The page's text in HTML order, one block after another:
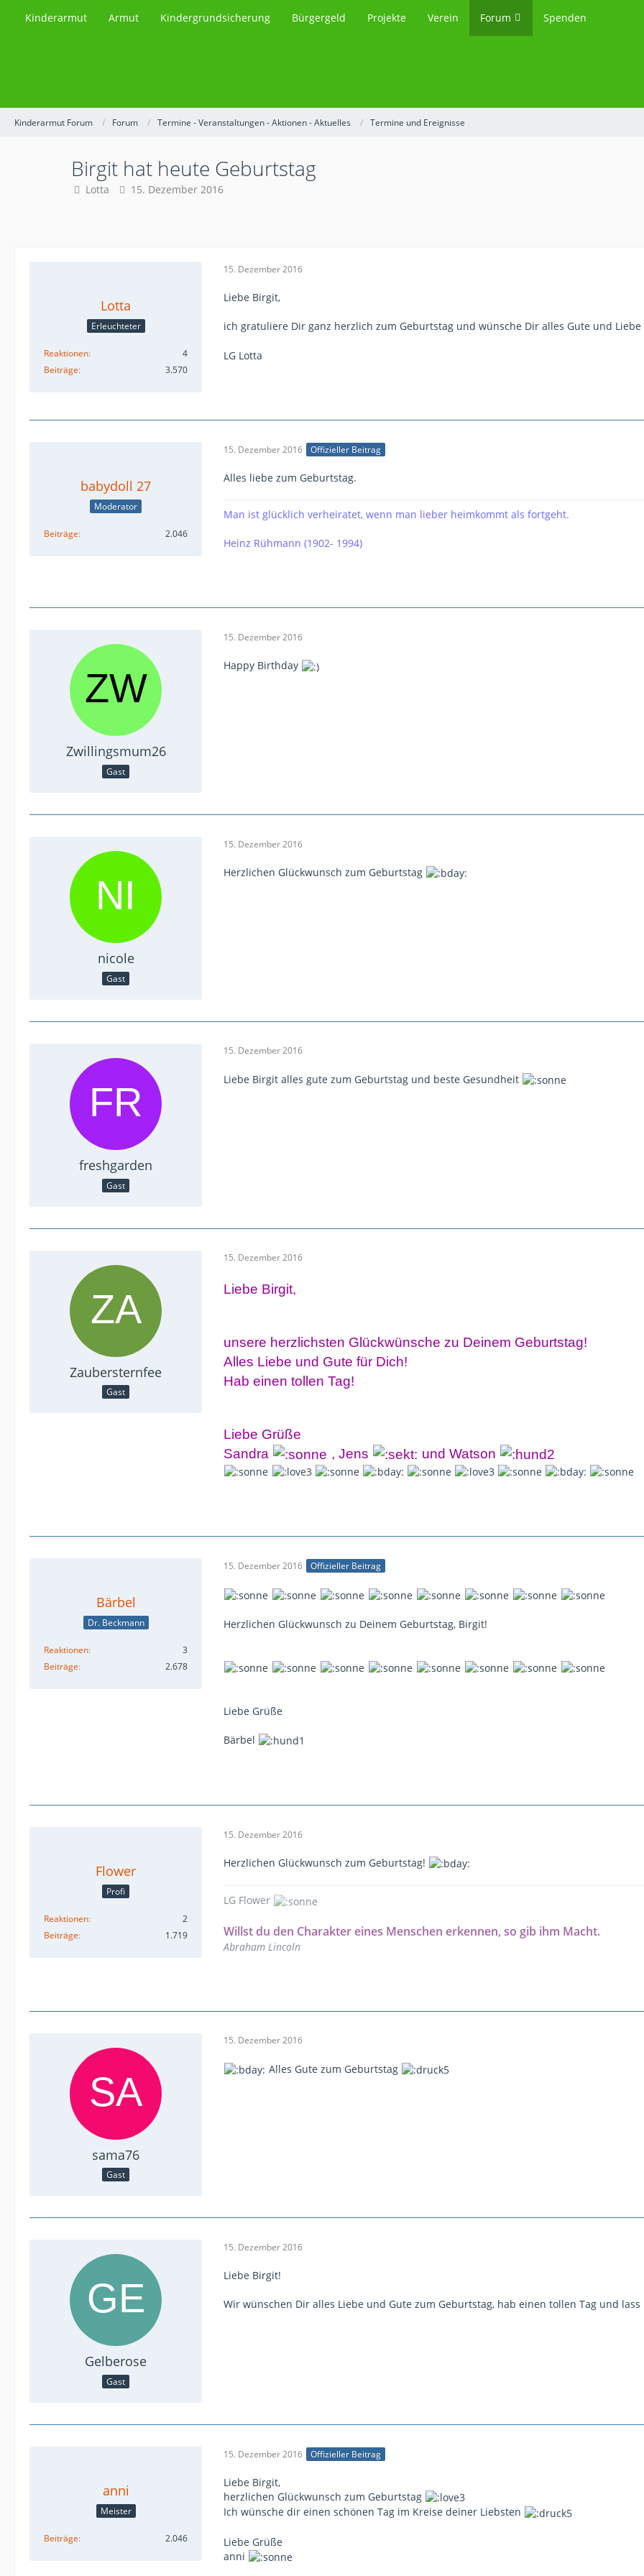
Kinderarmut Armut Kindergrundsicherung Bürgergeld Projekte Verein Forum Spenden
Kinderarmut Forum Forum Termine - Veranstaltungen - Aktionen - Aktuelles Termine und Ereignisse
Birgit hat heute Geburtstag
Lotta 15. Dezember 2016
Lotta
Erleuchteter
Reaktionen
4
Beiträge
3.570
15. Dezember 2016
Liebe Birgit,
ich gratuliere Dir ganz herzlich zum Geburtstag und wünsche Dir alles Gute und
LG Lotta
babydoll 27
Moderator
Beiträge 2.046
15. Dezember 2016 Offizieller Beitrag
Alles liebe zum Geburtstag.
Man ist glücklich verheiratet, wenn man lieber heimkommt als fortgeht.
Heinz Rühmann (1902- 1994)
Zwillingsmum26
Gast
15. Dezember 2016
Happy Birthday
nicole
Gast
15. Dezember 2016
Herzlichen Glückwunsch zum Geburtstag
freshgarden
Gast
15. Dezember 2016
Liebe Birgit alles gute zum Geburtstag und beste Gesundheit
Zaubersternfee
Gast
15. Dezember 2016
Liebe Birgit,
unsere herzlichsten Glückwünsche zu Deinem Geburtstag!
Alles Liebe und Gute für Dich!
Hab einen tollen Tag!
Liebe Grüße
Sandra
, Jens und Watson
Bärbel
Dr. Beckmann
Reaktionen
3
Beiträge
2.678
15. Dezember 2016 Offizieller Beitrag
Herzlichen Glückwunsch zu Deinem Geburtstag, Birgit!
Liebe Grüße
Bärbel
Flower
Profi
Reaktionen
2
Beiträge
1.719
15. Dezember 2016
Herzlichen Glückwunsch zum Geburtstag!
LG Flower
Willst du den Charakter eines Menschen erkennen, so gib ihm Macht.
Abraham Lincoln
sama76
Gast
15. Dezember 2016
Alles Gute zum Geburtstag
Gelberose
Gast
15. Dezember 2016
Liebe Birgit!
Wir wünschen Dir alles Liebe und Gute zum Geburtstag, hab einen tollen Tag und
anni
Meister
Beiträge 2.046
15. Dezember 2016 Offizieller Beitrag
Liebe Birgit,
herzlichen Glückwunsch zum Geburtstag
Ich wünsche dir einen schönen Tag im Kreise deiner Liebsten
Liebe Grüße
anni